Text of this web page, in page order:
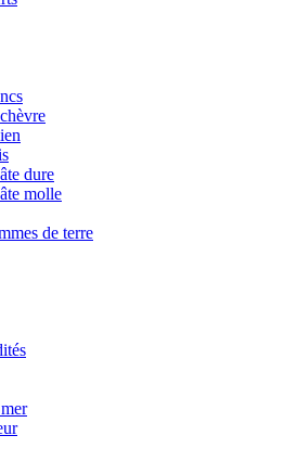
dure
molle
de terre